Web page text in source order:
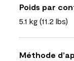
Poids par
5.1 kg (11.2 lbs)
Méthode